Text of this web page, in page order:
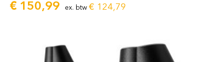
€ 150,99 ex. btw € 124,79